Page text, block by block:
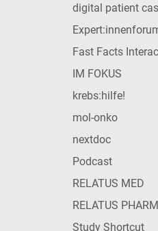
digital patient
Fast Facts
IM FOKUS
krebs:hilfe!
mol-onko
nextdoc
Podcast
RELATUS MED
RELATUS PHARM
Study Shortcut